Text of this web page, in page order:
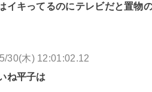
イキってるのにテレビだと置物
30(木) 12:01:02.12
ね平子は